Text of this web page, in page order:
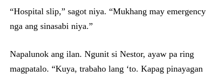
“Hospital slip,” sagot niya. “Mukhang may emergency
nga ang sinasabi niya.”
Napalunok ang ilan. Ngunit si Nestor, ayaw pa ring
magpatalo. “Kuya, trabaho lang ‘to. Kapag pinayagan